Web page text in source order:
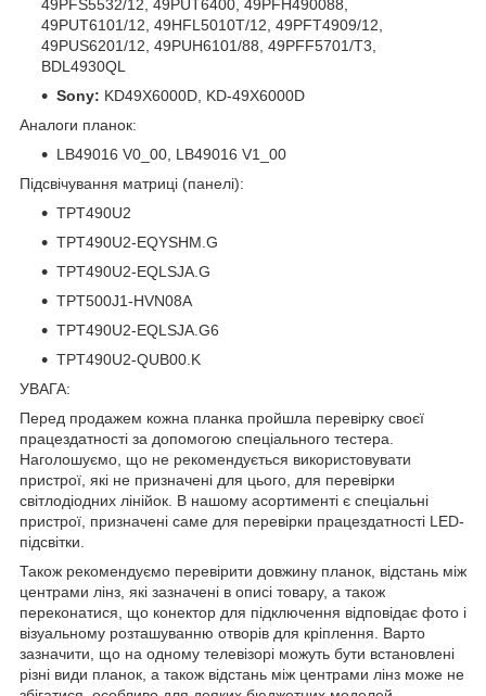
49PFS5532/12, 49PUT6400, 49PFH490088,
49PUT6101/12, 49HFL5010T/12, 49PFT4909/12,
49PUS6201/12, 49PUH6101/88, 49PFF5701/T3,
BDL4930QL
Sony: KD49X6000D, KD-49X6000D
Аналоги планок:
LB49016 V0_00, LB49016 V1_00
Підсвічування матриці (панелі):
TPT490U2
TPT490U2-EQYSHM.G
TPT490U2-EQLSJA.G
TPT500J1-HVN08A
TPT490U2-EQLSJA.G6
TPT490U2-QUB00.K
УВАГА:
Перед продажем кожна планка пройшла перевірку своєї
працездатності за допомогою спеціального тестера.
Наголошуємо, що не рекомендується використовувати
пристрої, які не призначені для цього, для перевірки
світлодіодних лінійок. В нашому асортименті є спеціальні
пристрої, призначені саме для перевірки працездатності LED-
підсвітки.
Також рекомендуємо перевірити довжину планок, відстань між
центрами лінз, які зазначені в описі товару, а також
переконатися, що конектор для підключення відповідає фото і
візуальному розташуванню отворів для кріплення. Варто
зазначити, що на одному телевізорі можуть бути встановлені
різні види планок, а також відстань між центрами лінз може не